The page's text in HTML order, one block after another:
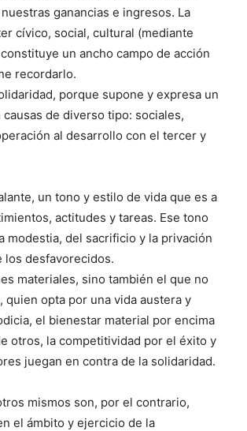
ganancias e ingresos. La
cívico, social, cultural (mediante
un ancho campo de acción
recordarlo.
porque supone y expresa un
de diverso tipo: sociales,
al desarrollo con el tercer y
un tono y estilo de vida que es a
actitudes y tareas. Ese tono
modestia, del sacrificio y la privación
los desfavorecidos.
materiales, sino también el que no
opta por una vida austera y
el bienestar material por encima
otros, la competitividad por el éxito y
juegan en contra de la solidaridad.
mismos son, por el contrario,
el ámbito y ejercicio de la